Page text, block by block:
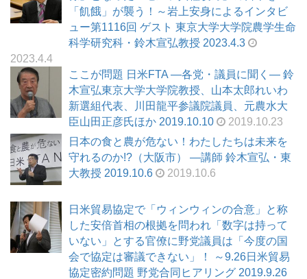
「飢餓」が襲う！～岩上安身によるインタビ
ュー第1116回 ゲスト 東京大学大学院農学生命
科学研究科・鈴木宣弘教授 2023.4.3
2023.4.4
ここが問題 日米FTA ―各党・議員に聞く― 鈴
木宣弘東京大学大学院教授、山本太郎れいわ
新選組代表、川田龍平参議院議員、元農水大
臣山田正彦氏ほか 2019.10.10
2019.10.23
日本の食と農が危ない！わたしたちは未来を
守れるのか!?（大阪市） ―講師 鈴木宣弘・東
大教授 2019.10.6
2019.10.6
日米貿易協定で「ウィンウィンの合意」と称
した安倍首相の根拠を問われ「数字は持って
いない」とする官僚に野党議員は「今度の国
会で協定は審議できない」！ ～9.26日米貿易
協定密約問題 野党合同ヒアリング 2019.9.26